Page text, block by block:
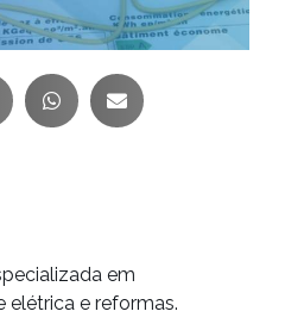
em
elétrica e reformas.